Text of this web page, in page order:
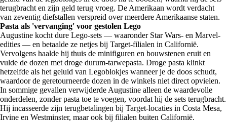
terugbracht en zijn geld terug vroeg. De Amerikaan wordt verdacht
van zeventig diefstallen verspreid over meerdere Amerikaanse staten.
Pasta als 'vervanging' voor gestolen Lego
Augustine kocht dure Lego-sets — waaronder Star Wars- en Marvel-
edities — en betaalde ze netjes bij Target-filialen in Californië.
Vervolgens haalde hij thuis de minifiguren en bouwstenen eruit en
vulde de dozen met droge durum-tarwepasta. Droge pasta klinkt
hetzelfde als het geluid van Legoblokjes wanneer je de doos schudt,
waardoor de geretourneerde dozen in de winkels niet direct opvielen.
In sommige gevallen verwijderde Augustine alleen de waardevolle
onderdelen, zonder pasta toe te voegen, voordat hij de sets terugbracht.
Hij incasseerde zijn terugbetalingen bij Target-locaties in Costa Mesa,
Irvine en Westminster, maar ook bij filialen buiten Californië.